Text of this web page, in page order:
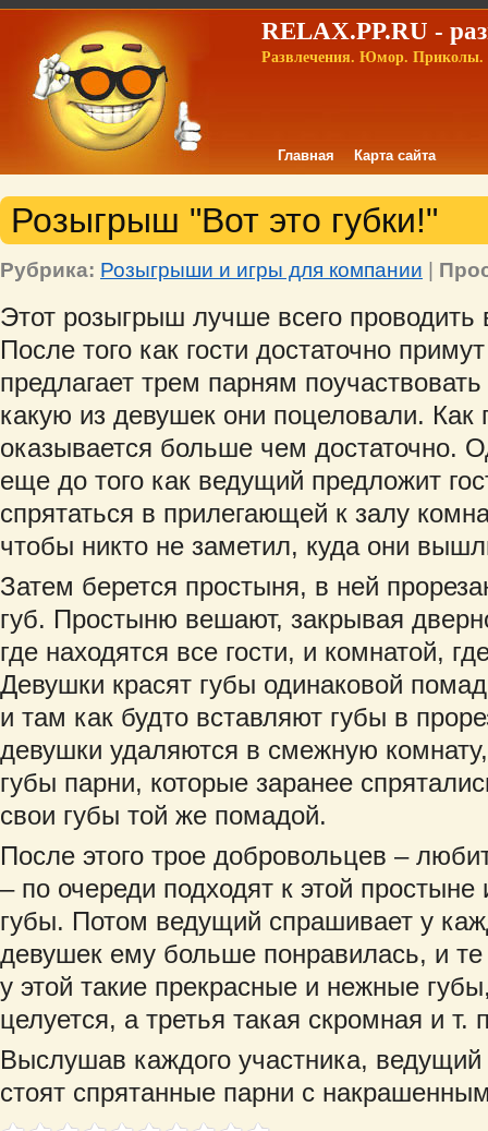
RELAX.PP.RU -
Развлечения. Юмор. Приколы.
Главная Карта сайта
Розыгрыш "Вот это губки!"
Рубрика: Розыгрыши и игры для компании |
Этот розыгрыш лучше всего
После того как гости достаточно
предлагает трем парням поучаствовать
какую из девушек они поцеловали. Как
оказывается больше чем достаточно.
еще до того как ведущий предложит
спрятаться в прилегающей к залу
чтобы никто не заметил, куда они
Затем берется простыня, в ней
губ. Простыню вешают, закрывая
где находятся все гости, и комнатой,
Девушки красят губы одинаковой
и там как будто вставляют губы в
девушки удаляются в смежную
губы парни, которые заранее
свои губы той же помадой.
После этого трое добровольцев –
– по очереди подходят к этой
губы. Потом ведущий спрашивает у
девушек ему больше понравилась, и
у этой такие прекрасные и нежные
целуется, а третья такая скромная и т.
Выслушав каждого участника,
стоят спрятанные парни с